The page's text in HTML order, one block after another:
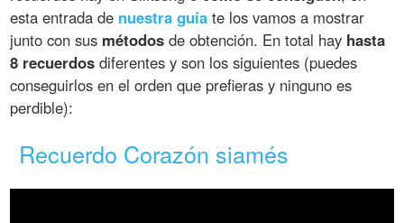
esta entrada de nuestra guía te los vamos a mostrar
junto con sus métodos de obtención. En total hay hasta
8 recuerdos diferentes y son los siguientes (puedes
conseguirlos en el orden que prefieras y ninguno es
perdible):
Recuerdo Corazón siamés